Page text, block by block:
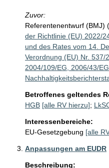
Zuvor:
Referentenentwurf (BMJ)
der Richtlinie (EU) 2022/
und des Rates vom 14.
Verordnung (EU) Nr. 537/
2004/109/EG, 2006/43/
Betroffenes geltendes
HGB [alle RV hierzu];
Interessenbereiche:
EU-Gesetzgebung [alle
Anpassungen am EUDR
Beschreibung: